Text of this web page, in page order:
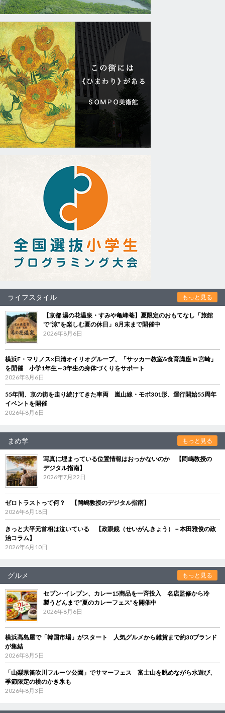
ライフスタイル もっと見る
【京都 湯の花温泉・すみや亀峰菴】夏限定のおもてなし「旅館
で“涼”を楽しむ夏の休日」8月末まで開催中
2026年8月6日
横浜F・マリノス×日清オイリオグループ、「サッカー教室&食育講座 in 宮崎」
を開催 小学1年生～3年生の身体づくりをサポート
2026年8月6日
55年間、京の街を走り続けてきた車両 嵐山線・モボ301形、運行開始55周年
イベントを開催
2026年8月6日
まめ学 もっと見る
写真に埋まっている位置情報はおっかないのか 【岡嶋教授の
デジタル指南】
2026年7月22日
ゼロトラストって何？ 【岡嶋教授のデジタル指南】
2026年6月18日
きっと大平元首相は泣いている 【政眼鏡（せいがんきょう）－本田雅俊の政
治コラム】
2026年6月10日
グルメ もっと見る
セブン‐イレブン、カレー15商品を一斉投入 名店監修から冷
製うどんまで“夏のカレーフェス”を開催中
2026年8月6日
横浜高島屋で「韓国市場」がスタート 人気グルメから雑貨まで約30ブランド
が集結
2026年8月5日
「山梨県笛吹川フルーツ公園」でサマーフェス 富士山を眺めながら水遊び、
季節限定の桃のかき氷も
2026年8月3日